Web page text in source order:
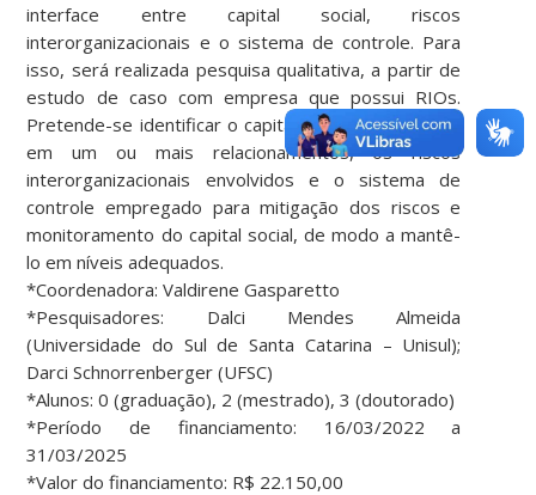
interface entre capital social, riscos
interorganizacionais e o sistema de controle. Para
isso, será realizada pesquisa qualitativa, a partir de
estudo de caso com empresa que possui RIOs.
Pretende-se identificar o capital social estabelecido
em um ou mais relacionamentos, os riscos
interorganizacionais envolvidos e o sistema de
controle empregado para mitigação dos riscos e
monitoramento do capital social, de modo a mantê-
lo em níveis adequados.
*Coordenadora: Valdirene Gasparetto
*Pesquisadores: Dalci Mendes Almeida
(Universidade do Sul de Santa Catarina – Unisul);
Darci Schnorrenberger (UFSC)
*Alunos: 0 (graduação), 2 (mestrado), 3 (doutorado)
*Período de financiamento: 16/03/2022 a
31/03/2025
*Valor do financiamento: R$ 22.150,00